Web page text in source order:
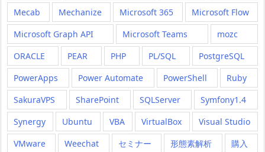
Mecab
Mechanize Microsoft 365
Microsoft Flow
Microsoft Graph API
Microsoft Teams
mozc
ORACLE
PEAR PHP PL/SQL
PostgreSQL
PowerApps
Power Automate PowerShell
Ruby
SakuraVPS
SharePoint SQLServer
Symfony1.4
Synergy
Ubuntu VBA VirtualBox
Visual Studio
VMware
Weechat セミナー 形態素解析 購入